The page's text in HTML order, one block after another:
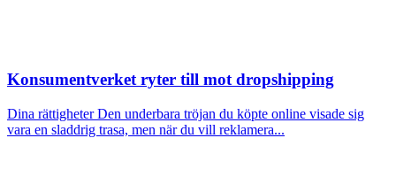
Konsumentverket ryter till mot dropshipping
Dina rättigheterDen underbara tröjan du köpte online visade sig
vara en sladdrig trasa, men när du vill reklamera...